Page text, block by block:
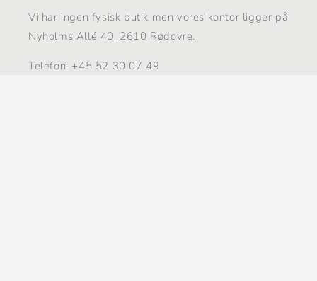
Vi har ingen fysisk butik men vores kontor ligger på
Nyholms Allé 40, 2610 Rødovre.
Telefon: +45 52 30 07 49